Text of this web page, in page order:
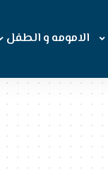
الامومه و الطفل